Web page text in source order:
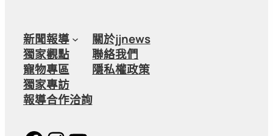
新聞報導
獨家觀點
寵物專區
獨家專訪
報導合作洽詢
關於jjnews
聯絡我們
隱私權政策